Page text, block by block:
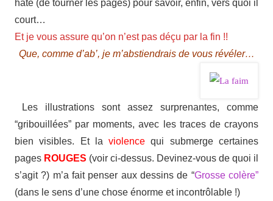
hâte (de tourner les pages) pour savoir, enfin, vers quoi il
court…
Et je vous assure qu’on n’est pas déçu par la fin !!
Que, comme d’ab’, je m’abstiendrais de vous révéler…
Les illustrations sont assez surprenantes, comme
“gribouillées” par moments, avec les traces de crayons
bien visibles. Et laviolence qui submerge certaines
pages ROUGES (voir ci-dessus. Devinez-vous de quoi il
s’agit ?) m’a fait penser aux dessins de “Grosse colère”
(dans le sens d’une chose énorme et incontrôlable !)